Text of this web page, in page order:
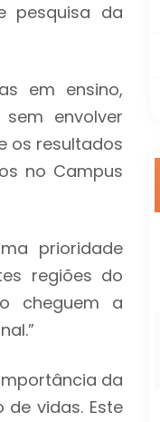
pesquisa da
em ensino,
envolver
os resultados
no Campus
prioridade
regiões do
cheguem a
da
vidas. Este